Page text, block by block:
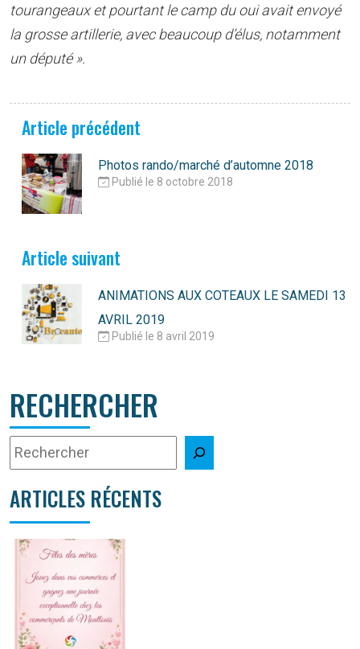
tourangeaux et pourtant le camp du oui avait envoyé
la grosse artillerie, avec beaucoup d’élus, notamment
un député ».
Article précédent
Photos rando/marché d’automne 2018
Publié le 8 octobre 2018
Article suivant
ANIMATIONS AUX COTEAUX LE SAMEDI 13
AVRIL 2019
Publié le 8 avril 2019
RECHERCHER
ARTICLES RÉCENTS